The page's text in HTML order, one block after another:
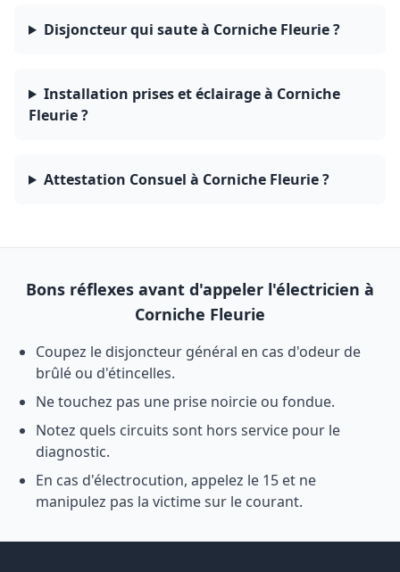
Disjoncteur qui saute à Corniche Fleurie ?
Installation prises et éclairage à Corniche
Fleurie ?
Attestation Consuel à Corniche Fleurie ?
Bons réflexes avant d'appeler l'électricien à
Corniche Fleurie
Coupez le disjoncteur général en cas d'odeur de
brûlé ou d'étincelles.
Ne touchez pas une prise noircie ou fondue.
Notez quels circuits sont hors service pour le
diagnostic.
En cas d'électrocution, appelez le 15 et ne
manipulez pas la victime sur le courant.